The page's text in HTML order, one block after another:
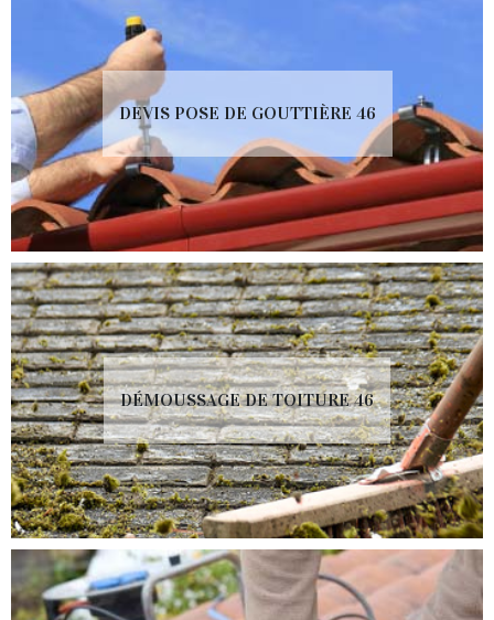
DEVIS POSE DE GOUTTIÈRE 46
DÉMOUSSAGE DE TOITURE 46